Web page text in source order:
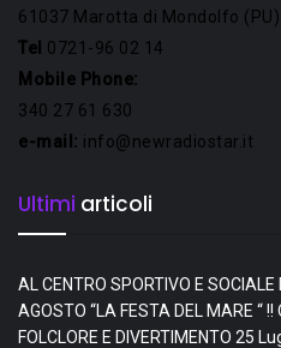
61037 Marotta di Mondolfo (PU)
Tel 0721-96 02 14
Mobile Phone:
340 27 61 630
e-mail: info@newradiostar.it
Ultimi articoli
AL CENTRO SPORTIVO E
AGOSTO “LA FESTA DEL MARE “
FOLCLORE E DIVERTIMENTO 25